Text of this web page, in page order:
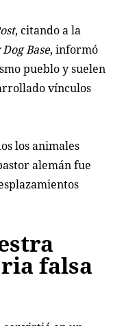
, citando a la
Base, informó
pueblo y suelen
vínculos
los animales
alemán fue
falsa